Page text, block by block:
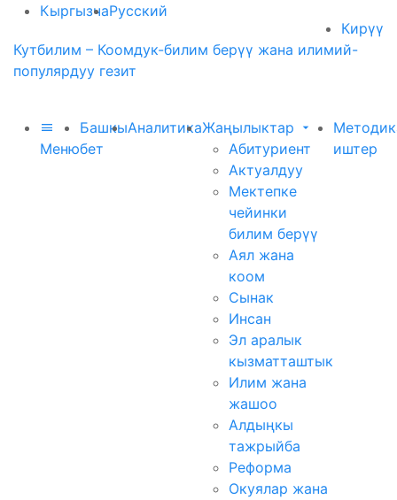
КыргызчаРусский
Кирүү
Кутбилим – Коомдук-билим берүү жана илимий-
популярдуу гезит
Меню
Башкы
бет
АналитикаЖаңылыктар
Абитуриент
Актуалдуу
Мектепке
чейинки
билим берүү
Аял жана
коом
Сынак
Инсан
Эл аралык
кызматташтык
Илим жана
жашоо
Алдыңкы
тажрыйба
Реформа
Окуялар жана
иштер